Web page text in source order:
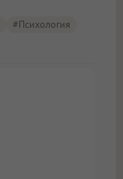
#психология